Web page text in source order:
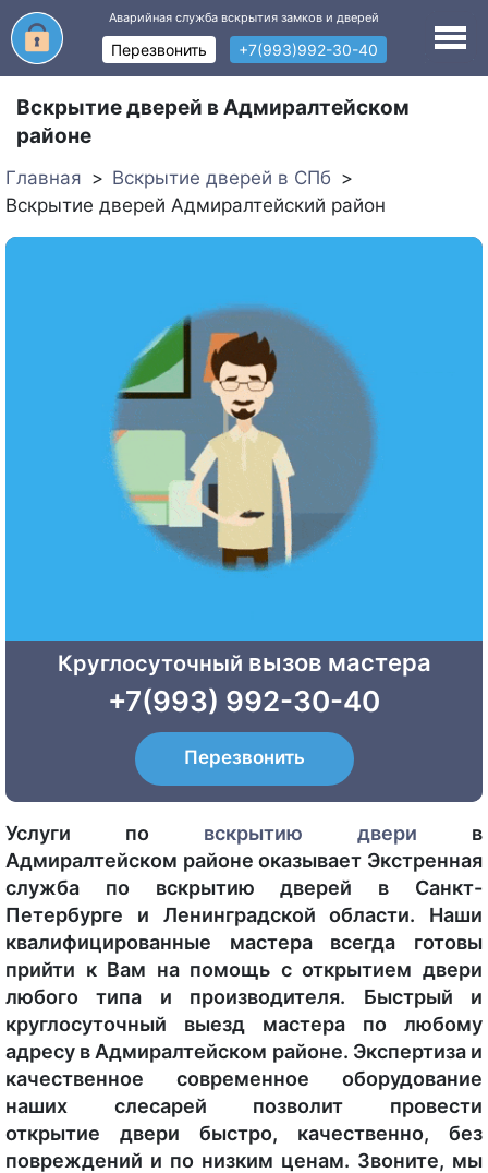
Аварийная служба вскрытия замков и дверей
Перезвонить +7(993)992-30-40
Вскрытие дверей в Адмиралтейском
районе
Главная
Вскрытие дверей в СПб
Вскрытие дверей Адмиралтейский район
Круглосуточный вызов мастера
+7(993) 992-30-40
Перезвонить
Услуги по вскрытию двери в
Адмиралтейском районе оказывает Экстренная
служба по вскрытию дверей в Санкт-
Петербурге и Ленинградской области. Наши
квалифицированные мастера всегда готовы
прийти к Вам на помощь с открытием двери
любого типа и производителя. Быстрый и
круглосуточный выезд мастера по любому
адресу в Адмиралтейском районе. Экспертиза и
качественное современное оборудование
наших слесарей позволит провести
открытие двери быстро, качественно, без
повреждений и по низким ценам. Звоните, мы